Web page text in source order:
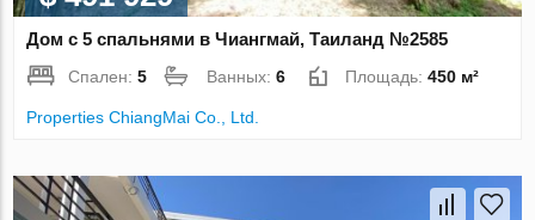
Дом с 5 спальнями в Чиангмай, Таиланд №2585
Спален:5 Ванных:6 Площадь:450 м²
Properties ChiangMai Co., Ltd.